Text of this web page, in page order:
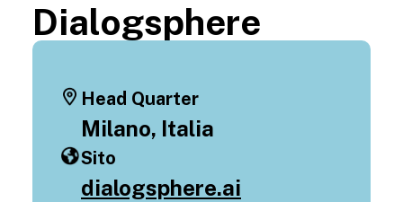
Dialogsphere
Head Quarter
Milano, Italia
Sito
dialogsphere.ai